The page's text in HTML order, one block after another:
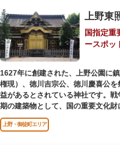
観光客が訪れ、買い物や散策を楽し
上野東
国指定重
ースポッ
1627年に創建された、上野公園に
権現）、徳川吉宗公、徳川慶喜公
益があるとされている神社です。
期の建築物として、国の重要文化
は紅葉やダリア展、お正月は初詣や
国内外からの参拝者で賑わうスポッ
上野・御徒町エリア